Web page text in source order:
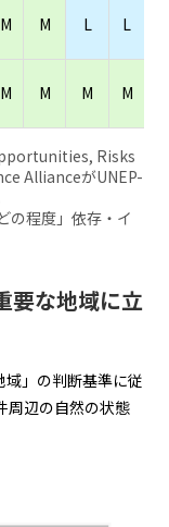
M M L L
M M M M
Risks
AllianceがUNEP-
の程度」依存・イ
要な地域に立
」の判断基準に従
周辺の自然の状態